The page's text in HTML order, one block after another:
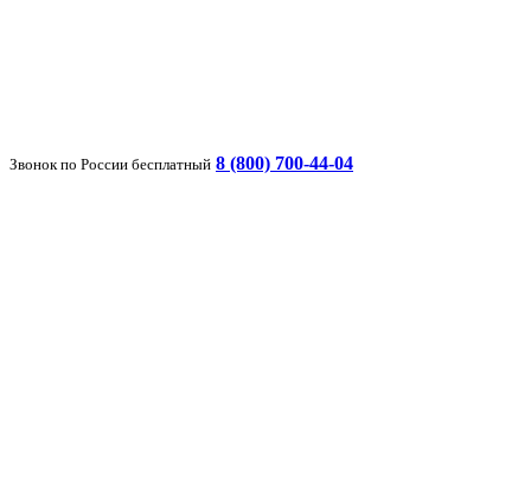
Звонок по России бесплатный 8 (800) 700-44-04